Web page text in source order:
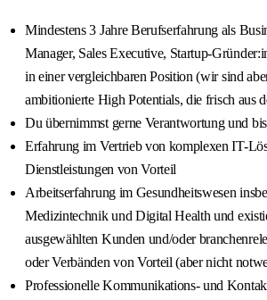
Mindestens 3 Jahre Berufserfahrung als
Manager, Sales Executive, Startup-
in einer vergleichbaren Position (wir sind
ambitionierte High Potentials, die frisch aus
Du übernimmst gerne Verantwortung und
Erfahrung im Vertrieb von komplexen IT-
Dienstleistungen von Vorteil
Arbeitserfahrung im Gesundheitswesen
Medizintechnik und Digital Health und
ausgewählten Kunden und/oder
oder Verbänden von Vorteil (aber nicht
Professionelle Kommunikations- und